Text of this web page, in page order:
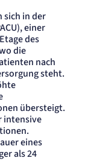
sich in der
einer
des
die
nach
steht.
übersteigt.
intensive
eines
als 24